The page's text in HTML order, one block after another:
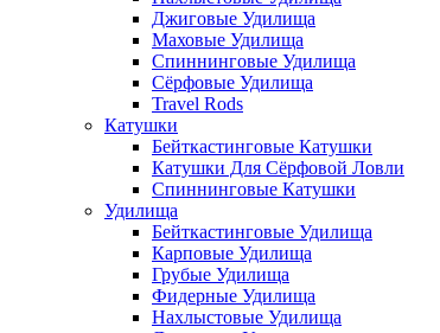
Джиговые Удилища
Маховые Удилища
Спиннинговые Удилища
Сёрфовые Удилища
Travel Rods
Катушки
Бейткастинговые Катушки
Катушки Для Сёрфовой Ловли
Спиннинговые Катушки
Удилища
Бейткастинговые Удилища
Карповые Удилища
Грубые Удилища
Фидерные Удилища
Нахлыстовые Удилища